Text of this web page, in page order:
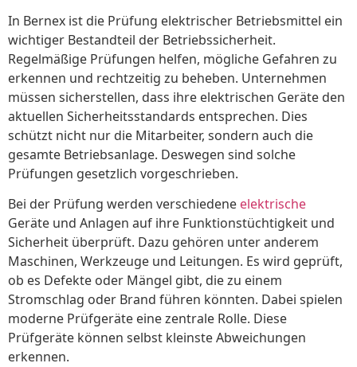
In Bernex ist die Prüfung elektrischer Betriebsmittel ein
wichtiger Bestandteil der Betriebssicherheit.
Regelmäßige Prüfungen helfen, mögliche Gefahren zu
erkennen und rechtzeitig zu beheben. Unternehmen
müssen sicherstellen, dass ihre elektrischen Geräte den
aktuellen Sicherheitsstandards entsprechen. Dies
schützt nicht nur die Mitarbeiter, sondern auch die
gesamte Betriebsanlage. Deswegen sind solche
Prüfungen gesetzlich vorgeschrieben.
Bei der Prüfung werden verschiedene elektrische
Geräte und Anlagen auf ihre Funktionstüchtigkeit und
Sicherheit überprüft. Dazu gehören unter anderem
Maschinen, Werkzeuge und Leitungen. Es wird geprüft,
ob es Defekte oder Mängel gibt, die zu einem
Stromschlag oder Brand führen könnten. Dabei spielen
moderne Prüfgeräte eine zentrale Rolle. Diese
Prüfgeräte können selbst kleinste Abweichungen
erkennen.